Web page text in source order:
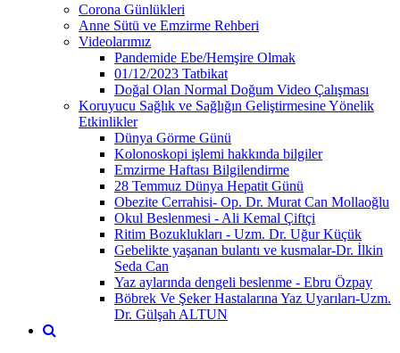
Corona Günlükleri
Anne Sütü ve Emzirme Rehberi
Videolarımız
Pandemide Ebe/Hemşire Olmak
01/12/2023 Tatbikat
Doğal Olan Normal Doğum Video Çalışması
Koruyucu Sağlık ve Sağlığın Geliştirmesine Yönelik
Etkinlikler
Dünya Görme Günü
Kolonoskopi işlemi hakkında bilgiler
Emzirme Haftası Bilgilendirme
28 Temmuz Dünya Hepatit Günü
Obezite Cerrahisi- Op. Dr. Murat Can Mollaoğlu
Okul Beslenmesi - Ali Kemal Çiftçi
Ritim Bozuklukları - Uzm. Dr. Uğur Küçük
Gebelikte yaşanan bulantı ve kusmalar-Dr. İlkin
Seda Can
Yaz aylarında dengeli beslenme - Ebru Özpay
Böbrek Ve Şeker Hastalarına Yaz Uyarıları-Uzm.
Dr. Gülşah ALTUN